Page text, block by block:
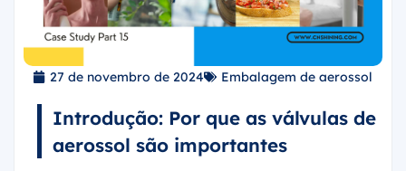
27 de novembro de 2024 Embalagem de aerossol
Introdução: Por que as válvulas de
aerossol são importantes